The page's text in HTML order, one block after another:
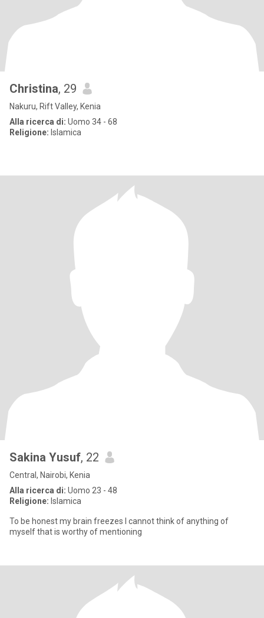
Christina, 29
Nakuru, Rift Valley, Kenia
Alla ricerca di: Uomo 34 - 68
Religione: Islamica
Sakina Yusuf, 22
Central, Nairobi, Kenia
Alla ricerca di: Uomo 23 - 48
Religione: Islamica
To be honest my brain freezes I cannot think of anything of
myself that is worthy of mentioning